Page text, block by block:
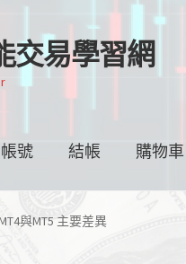
交易學習網
號 結帳 購物車
與MT5 主要差異